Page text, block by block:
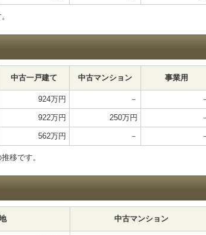
中古一戸建て 中古マンション 事業用
924万円 －
922万円 250万円
562万円 －
移です。
中古マンション